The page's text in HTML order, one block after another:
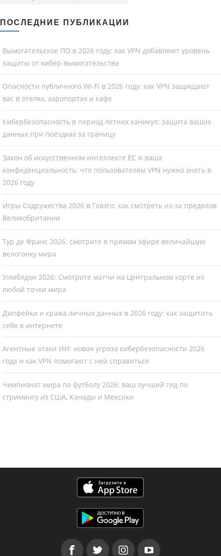
ПОСЛЕДНИЕ ПУБЛИКАЦИИ
Вымогательское ПО в 2026 году: как VPN добавляют уровень
защиты от кибер-вымогательства
Опасности публичного Wi-Fi в 2026 году: как VPN защищают
вас в отелях, аэропортах и кафе
Кибербезопасность в период летних каникул: защита ваших
данных при поездках за границу
Закон об искусственном интеллекте ЕС и ваша
конфиденциальность: что пользователям VPN нужно знать в
2026 году
Игры Содружества 2026 в Глазго: как смотреть из-за пределов
Великобритании
Тур де Франс 2026: смотрите в прямом эфире величайшую
велогонку мира
Уимблдон 2026: Смотрите матчи на Центральном корте из
любой точки мира
Дипфейки и кража личных данных в 2026 году: как защитить
себя в интернете
Агентные атаки ИИ: новая угроза кибербезопасности 2026
года и как VPN помогают с ней справиться
Чемпионат мира по футболу 2026: ваш лучший гид по
стримингу из США, Канады и Мексики